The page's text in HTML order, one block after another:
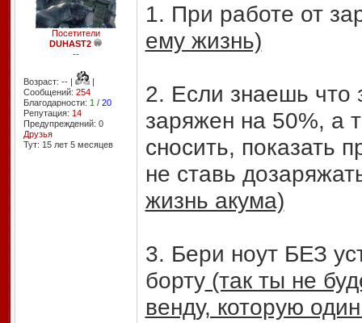
Посетители
DUHAST2
--
Возраст: -- |
|
Сообщений: 254
Благодарности: 1 / 20
Репутация: 14
Предупреждений: 0
Друзья
Тут: 15 лет 5 месяцев
1. При работе от
ему жизнь)
2. Если знаешь что
заряжен на 50%, а
сносить, показать
не ставь
жизнь акума)
3. Бери ноут БЕЗ
борту(так ты не
венду, которую